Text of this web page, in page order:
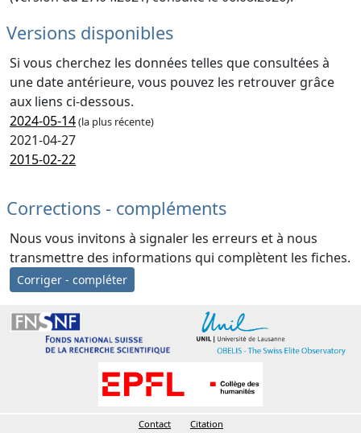
Versions disponibles
Si vous cherchez les données telles que consultées à
une date antérieure, vous pouvez les retrouver grâce
aux liens ci-dessous.
2024-05-14(la plus récente)
2021-04-27
2015-02-22
Corrections - compléments
Nous vous invitons à signaler les erreurs et à nous
transmettre des informations qui complètent les fiches.
Corriger - compléter
Contact Citation